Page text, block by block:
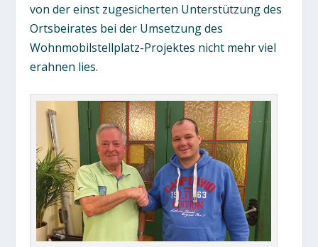
von der einst zugesicherten Unterstützung des
Ortsbeirates bei der Umsetzung des
Wohnmobilstellplatz-Projektes nicht mehr viel
erahnen lies.